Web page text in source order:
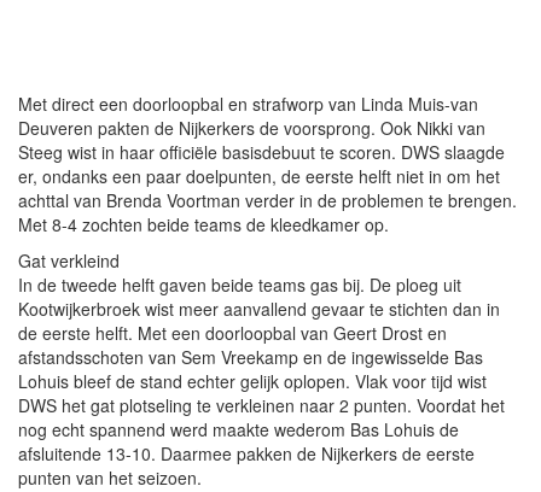
Met direct een doorloopbal en strafworp van Linda Muis-van
Deuveren pakten de Nijkerkers de voorsprong. Ook Nikki van
Steeg wist in haar officiële basisdebuut te scoren. DWS slaagde
er, ondanks een paar doelpunten, de eerste helft niet in om het
achttal van Brenda Voortman verder in de problemen te brengen.
Met 8-4 zochten beide teams de kleedkamer op.
Gat verkleind
In de tweede helft gaven beide teams gas bij. De ploeg uit
Kootwijkerbroek wist meer aanvallend gevaar te stichten dan in
de eerste helft. Met een doorloopbal van Geert Drost en
afstandsschoten van Sem Vreekamp en de ingewisselde Bas
Lohuis bleef de stand echter gelijk oplopen. Vlak voor tijd wist
DWS het gat plotseling te verkleinen naar 2 punten. Voordat het
nog echt spannend werd maakte wederom Bas Lohuis de
afsluitende 13-10. Daarmee pakken de Nijkerkers de eerste
punten van het seizoen.